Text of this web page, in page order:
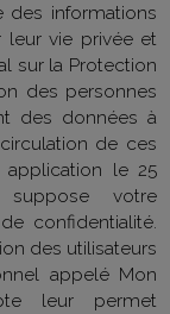
des informations
vie privée et
sur la Protection
des personnes
des données à
de ces
application le 25
votre
confidentialité.
des utilisateurs
appelé Mon
leur permet